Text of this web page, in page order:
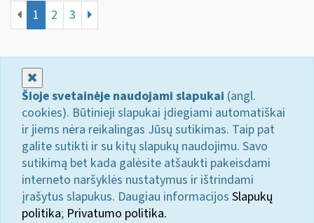
1 2 3
Šioje svetainėje naudojami slapukai (angl.
cookies). Būtinieji slapukai įdiegiami automatiškai
ir jiems nėra reikalingas Jūsų sutikimas. Taip pat
galite sutikti ir su kitų slapukų naudojimu. Savo
sutikimą bet kada galėsite atšaukti pakeisdami
interneto naršyklės nustatymus ir ištrindami
įrašytus slapukus. Daugiau informacijos Slapukų
politika; Privatumo politika.